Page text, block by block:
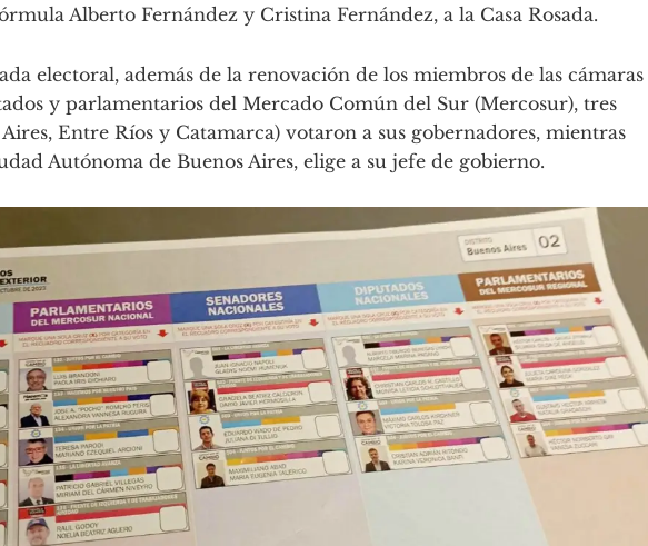
Alberto Fernández y Cristina Fernández, a la Casa Rosada.
electoral, además de la renovación de los miembros de las cámaras
y parlamentarios del Mercado Común del Sur (Mercosur), tres
Entre Ríos y Catamarca) votaron a sus gobernadores, mientras
Autónoma de Buenos Aires, elige a su jefe de gobierno.